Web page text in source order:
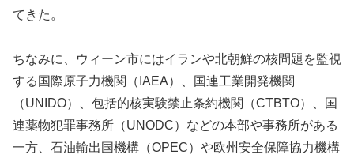
てきた。
ちなみに、ウィーン市にはイランや北朝鮮の核問題を監視
する国際原子力機関（IAEA）、国連工業開発機関
（UNIDO）、包括的核実験禁止条約機関（CTBTO）、国
連薬物犯罪事務所（UNODC）などの本部や事務所がある
一方、石油輸出国機構（OPEC）や欧州安全保障協力機構